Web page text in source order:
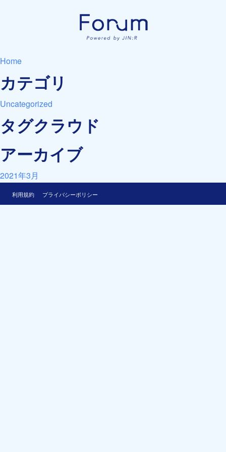
Home
カテゴリ
Uncategorized
タグクラウド
アーカイブ
2021年3月
利用規約 プライバシーポリシー